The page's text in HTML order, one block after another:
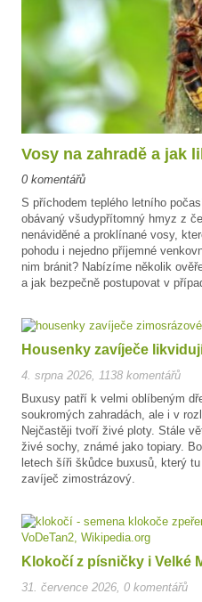
Vosy na zahradě a jak
0 komentářů
S příchodem teplého letního
obávaný všudypřítomný hmyz z
nenáviděné a proklínané vosy,
pohodu i nejedno příjemné
nim bránit? Nabízíme několik
a jak bezpečně postupovat v
Housenky zavíječe
4. srpna 2026
1138 komentářů
Buxusy patří k velmi oblíbeným
soukromých zahradách, ale i v
Nejčastěji tvoří živé ploty. Stále
živé sochy, známé jako topiary.
letech šíři škůdce buxusů, který
zavíječ zimostrázový.
Klokočí z písničky i Velké
31. července 2026 0 komentářů